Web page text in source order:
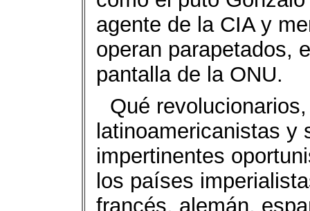
agente de la CIA y
operan parapetados,
pantalla de la ONU.
Qué
latinoamericanistas
impertinentes
los países
francés, alemán,